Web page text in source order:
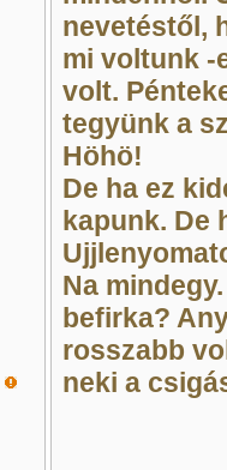
nevetéstől,
mi voltunk -
volt.
tegyünk a
Höhö!
De ha ez
kapunk. De
Na
befirka?
rosszabb
neki a